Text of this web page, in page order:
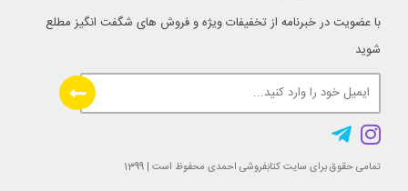
با عضویت در خبرنامه از تخفیفات ویژه و فروش های شگفت انگیز مطلع
شوید
تمامی حقوق برای سایت کتابفروشی احمدی محفوظ است | 1399